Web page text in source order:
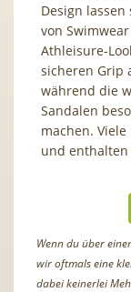
Design
von
Athleisure-
sicheren Grip
während die
Sandalen
machen.
und
Wenn du über
wir oftmals eine
dabei keinerlei